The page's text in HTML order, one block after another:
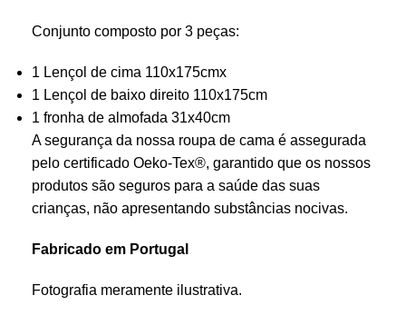
Conjunto composto por 3 peças:
1 Lençol de cima 110x175cmx
1 Lençol de baixo direito 110x175cm
1 fronha de almofada 31x40cm
A segurança da nossa roupa de cama é assegurada
pelo certificado Oeko-Tex®, garantido que os nossos
produtos são seguros para a saúde das suas
crianças, não apresentando substâncias nocivas.
Fabricado em Portugal
Fotografia meramente ilustrativa.